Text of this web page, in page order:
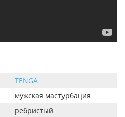
TENGA
мужская мастурбация
ребристый